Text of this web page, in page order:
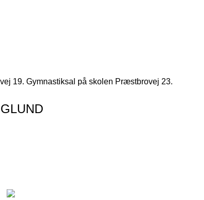
19. Gymnastiksal på skolen Præstbrovej 23.